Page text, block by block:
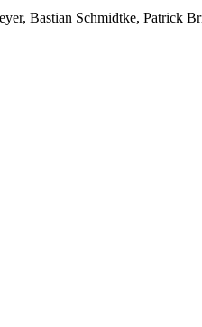
Bastian Schmidtke, Patrick